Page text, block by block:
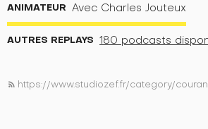
ANIMATEUR Avec Charles Jouteux
AUTRES REPLAYS 180 podcasts
rss_feed https://www.studiozef.fr/category/